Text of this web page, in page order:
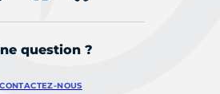
question ?
CONTACTEZ-NOUS